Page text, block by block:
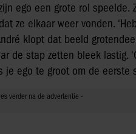
ego een grote rol speelde.
ze elkaar weer vonden.
klopt dat beeld
de stap zetten bleek lastig.
ego te groot om de eerste